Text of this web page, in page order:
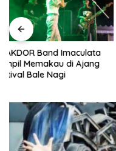
Keempat Kalinya PN
Lembata Kabulkan Eksepsi,
Kado Songsong